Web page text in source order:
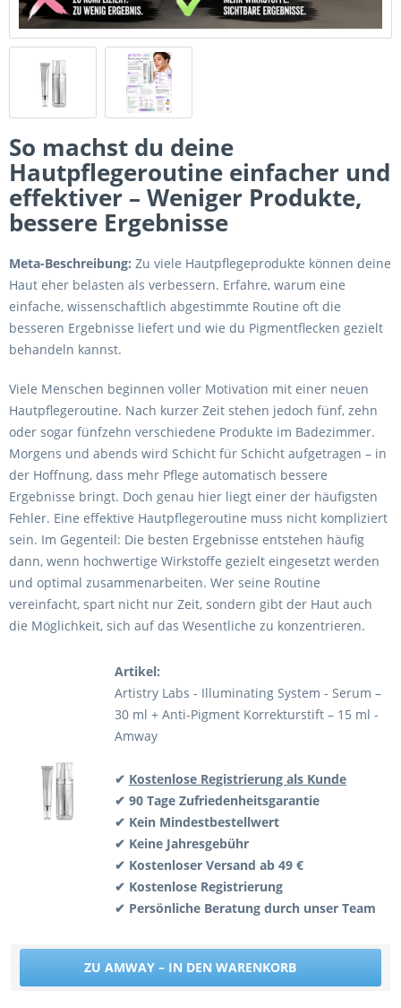
So machst du deine
Hautpflegeroutine einfacher und
effektiver – Weniger Produkte,
bessere Ergebnisse
Meta-Beschreibung: Zu viele Hautpflegeprodukte können deine
Haut eher belasten als verbessern. Erfahre, warum eine
einfache, wissenschaftlich abgestimmte Routine oft die
besseren Ergebnisse liefert und wie du Pigmentflecken gezielt
behandeln kannst.
Viele Menschen beginnen voller Motivation mit einer neuen
Hautpflegeroutine. Nach kurzer Zeit stehen jedoch fünf, zehn
oder sogar fünfzehn verschiedene Produkte im Badezimmer.
Morgens und abends wird Schicht für Schicht aufgetragen – in
der Hoffnung, dass mehr Pflege automatisch bessere
Ergebnisse bringt. Doch genau hier liegt einer der häufigsten
Fehler. Eine effektive Hautpflegeroutine muss nicht kompliziert
sein. Im Gegenteil: Die besten Ergebnisse entstehen häufig
dann, wenn hochwertige Wirkstoffe gezielt eingesetzt werden
und optimal zusammenarbeiten. Wer seine Routine
vereinfacht, spart nicht nur Zeit, sondern gibt der Haut auch
die Möglichkeit, sich auf das Wesentliche zu konzentrieren.
Artikel:
Artistry Labs - Illuminating System - Serum –
30 ml + Anti-Pigment Korrekturstift – 15 ml -
Amway
✔ Kostenlose Registrierung als Kunde
✔ 90 Tage Zufriedenheitsgarantie
✔ Kein Mindestbestellwert
✔ Keine Jahresgebühr
✔ Kostenloser Versand ab 49 €
✔ Kostenlose Registrierung
✔ Persönliche Beratung durch unser Team
ZU AMWAY – IN DEN WARENKORB